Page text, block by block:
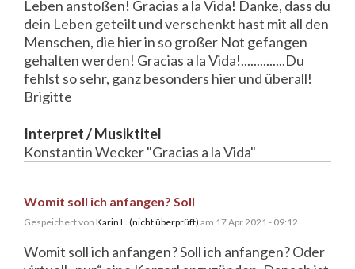
Leben anstoßen! Gracias a la Vida! Danke, dass du
dein Leben geteilt und verschenkt hast mit all den
Menschen, die hier in so großer Not gefangen
gehalten werden! Gracias a la Vida!..............Du
fehlst so sehr, ganz besonders hier und überall!
Brigitte
Interpret / Musiktitel
Konstantin Wecker "Gracias a la Vida"
Womit soll ich anfangen? Soll
Gespeichert von Karin L. (nicht überprüft) am 17 Apr 2021 - 09:12
Womit soll ich anfangen? Soll ich anfangen? Oder